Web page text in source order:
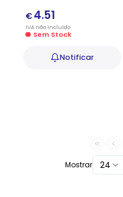
€ 4.51
IVA nãoincluído
Sem Stock
Notificar
Mostrar 24